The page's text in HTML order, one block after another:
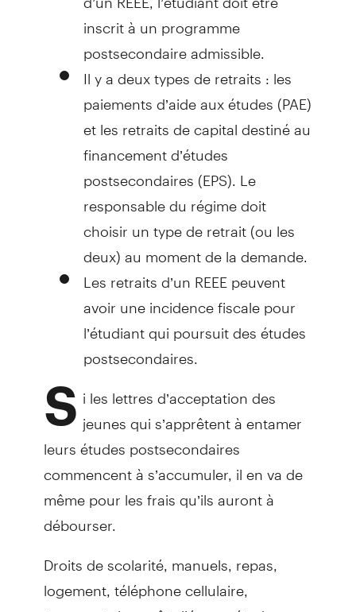
inscrit à un programme
postsecondaire admissible.
Il y a deux types de retraits : les
paiements d’aide aux études (PAE)
et les retraits de capital destiné au
financement d’études
postsecondaires (EPS). Le
responsable du régime doit
choisir un type de retrait (ou les
deux) au moment de la demande.
Les retraits d’un REEE peuvent
avoir une incidence fiscale pour
l’étudiant qui poursuit des études
postsecondaires.
S i les lettres d’acceptation des
jeunes qui s’apprêtent à entamer
leurs études postsecondaires
commencent à s’accumuler, il en va de
même pour les frais qu’ils auront à
débourser.
Droits de scolarité, manuels, repas,
logement, téléphone cellulaire,